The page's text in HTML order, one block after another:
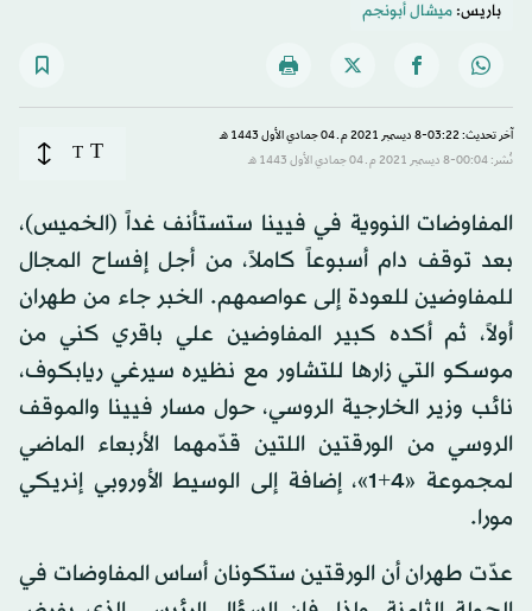
باريس:ميشال أبونجم
آخر تحديث: 03:22-8 ديسمبر 2021 م ـ 04 جمادي الأول 1443 هـ
نُشر: 00:04-8 ديسمبر 2021 م ـ 04 جمادي الأول 1443 هـ
T
T
المفاوضات النووية في فيينا ستستأنف غداً (الخميس)،
بعد توقف دام أسبوعاً كاملاً، من أجل إفساح المجال
للمفاوضين للعودة إلى عواصمهم. الخبر جاء من طهران
أولاً، ثم أكده كبير المفاوضين علي باقري كني من
موسكو التي زارها للتشاور مع نظيره سيرغي ريابكوف،
نائب وزير الخارجية الروسي، حول مسار فيينا والموقف
الروسي من الورقتين اللتين قدّمهما الأربعاء الماضي
لمجموعة «4+1»، إضافة إلى الوسيط الأوروبي إنريكي
مورا.
عدّت طهران أن الورقتين ستكونان أساس المفاوضات في